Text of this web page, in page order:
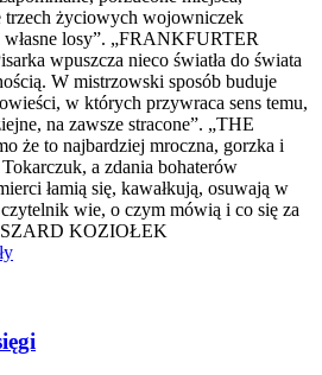
trzech życiowych wojowniczek
własne losy”. „FRANKFURTER
wpuszcza nieco światła do świata
W mistrzowski sposób buduje
w których przywraca sens temu,
na zawsze stracone”. „THE
że to najbardziej mroczna, gorzka i
a zdania bohaterów
łamią się, kawałkują, osuwają w
wie, o czym mówią i co się za
KOZIOŁEK